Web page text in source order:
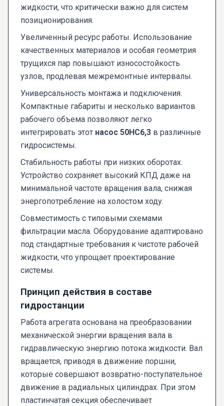
жидкости, что критически важно для систем
позиционирования.
Увеличенный ресурс работы. Использование
качественных материалов и особая геометрия
трущихся пар повышают износостойкость
узлов, продлевая межремонтные интервалы.
Универсальность монтажа и подключения.
Компактные габариты и несколько вариантов
рабочего объема позволяют легко
интегрировать этот насос 50НС6,3 в различные
гидросистемы.
Стабильность работы при низких оборотах.
Устройство сохраняет высокий КПД даже на
минимальной частоте вращения вала, снижая
энергопотребление на холостом ходу.
Совместимость с типовыми схемами
фильтрации масла. Оборудование адаптировано
под стандартные требования к чистоте рабочей
жидкости, что упрощает проектирование
системы.
Принцип действия в составе
гидростанции
Работа агрегата основана на преобразовании
механической энергии вращения вала в
гидравлическую энергию потока жидкости. Вал
вращается, приводя в движение поршни,
которые совершают возвратно-поступательное
движение в радиальных цилиндрах. При этом
пластинчатая секция обеспечивает